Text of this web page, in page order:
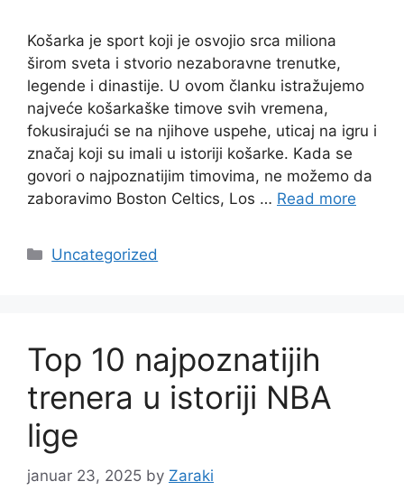
Košarka je sport koji je osvojio srca miliona
širom sveta i stvorio nezaboravne trenutke,
legende i dinastije. U ovom članku istražujemo
najveće košarkaške timove svih vremena,
fokusirajući se na njihove uspehe, uticaj na igru i
značaj koji su imali u istoriji košarke. Kada se
govori o najpoznatijim timovima, ne možemo da
zaboravimo Boston Celtics, Los … Read more
Categories
Uncategorized
Top 10 najpoznatijih
trenera u istoriji NBA
lige
januar 23, 2025 by Zaraki